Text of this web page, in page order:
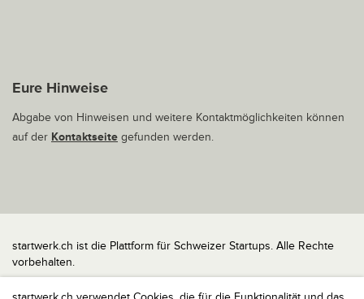
Eure Hinweise
Abgabe von Hinweisen und weitere Kontaktmöglichkeiten können
auf der Kontaktseite gefunden werden.
startwerk.ch ist die Plattform für Schweizer Startups. Alle Rechte
vorbehalten.
Impressum